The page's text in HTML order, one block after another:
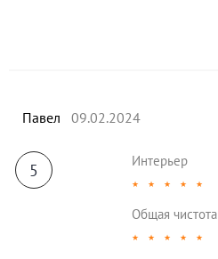
Павел 09.02.2024
5 Интерьер
★ ★ ★ ★ ★
Общая чистота
★ ★ ★ ★ ★